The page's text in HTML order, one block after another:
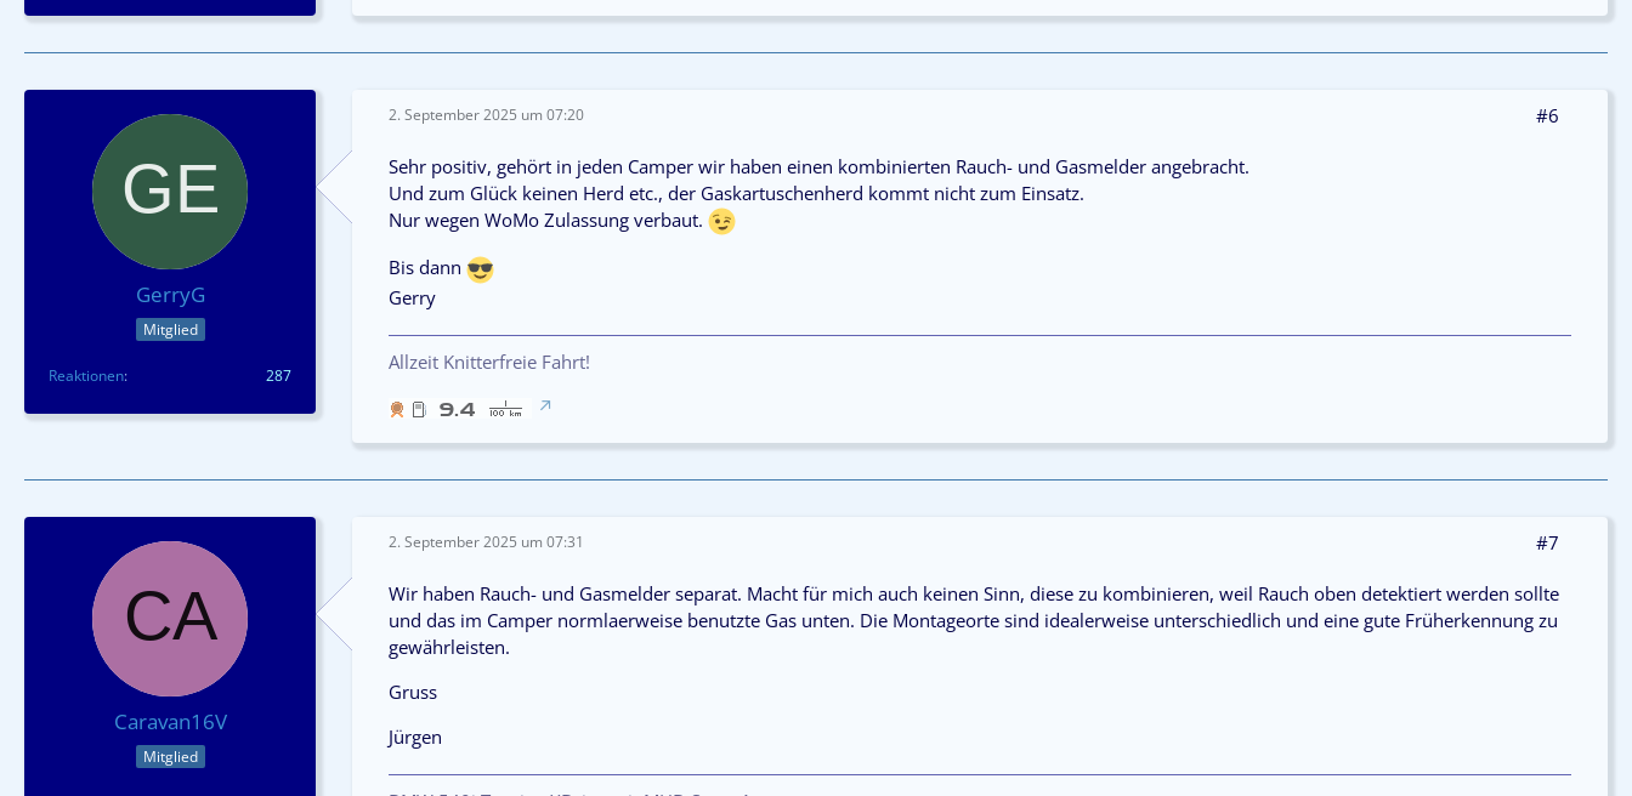
GerryG
Mitglied
Reaktionen 287
2. September 2025 um 07:20 #6
Sehr positiv, gehört in jeden Camper wir haben einen kombinierten Rauch- und Gasmelder angebracht.
Und zum Glück keinen Herd etc., der Gaskartuschenherd kommt nicht zum Einsatz.
Nur wegen WoMo Zulassung verbaut.
Bis dann
Gerry
Allzeit Knitterfreie Fahrt!
Caravan16V
Mitglied
2. September 2025 um 07:31 #7
Wir haben Rauch- und Gasmelder separat. Macht für mich auch keinen Sinn, diese zu kombinieren, weil Rauch oben detektiert werden sollte
und das im Camper normlaerweise benutzte Gas unten. Die Montageorte sind idealerweise unterschiedlich und eine gute Früherkennung zu
gewährleisten.
Gruss
Jürgen